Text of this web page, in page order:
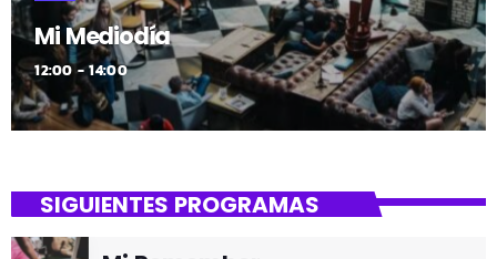
Mi Mediodía
12:00 - 14:00
SIGUIENTES PROGRAMAS